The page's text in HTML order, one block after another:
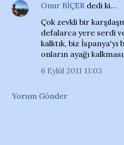
Onur BİÇER dedi ki…
Çok zevkli bir
defalarca yere serdi
kalktık, biz
onların ayağı
6 Eylül 2011 11:03
Yorum Gönder